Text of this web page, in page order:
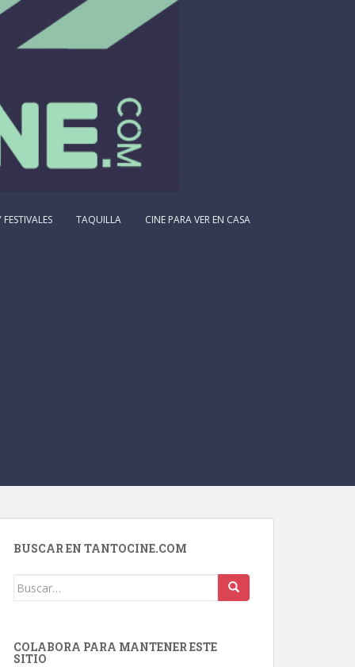
TAQUILLA CINE PARA VER EN CASA
BUSCAR EN TANTOCINE.COM
Buscar:
COLABORA PARA MANTENER ESTE
SITIO